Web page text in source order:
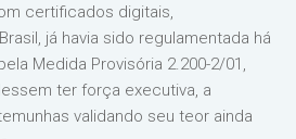
certificados digitais,
já havia sido regulamentada há
Medida Provisória 2.200-2/01,
ter força executiva, a
validando seu teor ainda